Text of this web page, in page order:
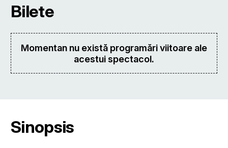
Bilete
Momentan nu există programări viitoare ale
acestui spectacol.
Sinopsis